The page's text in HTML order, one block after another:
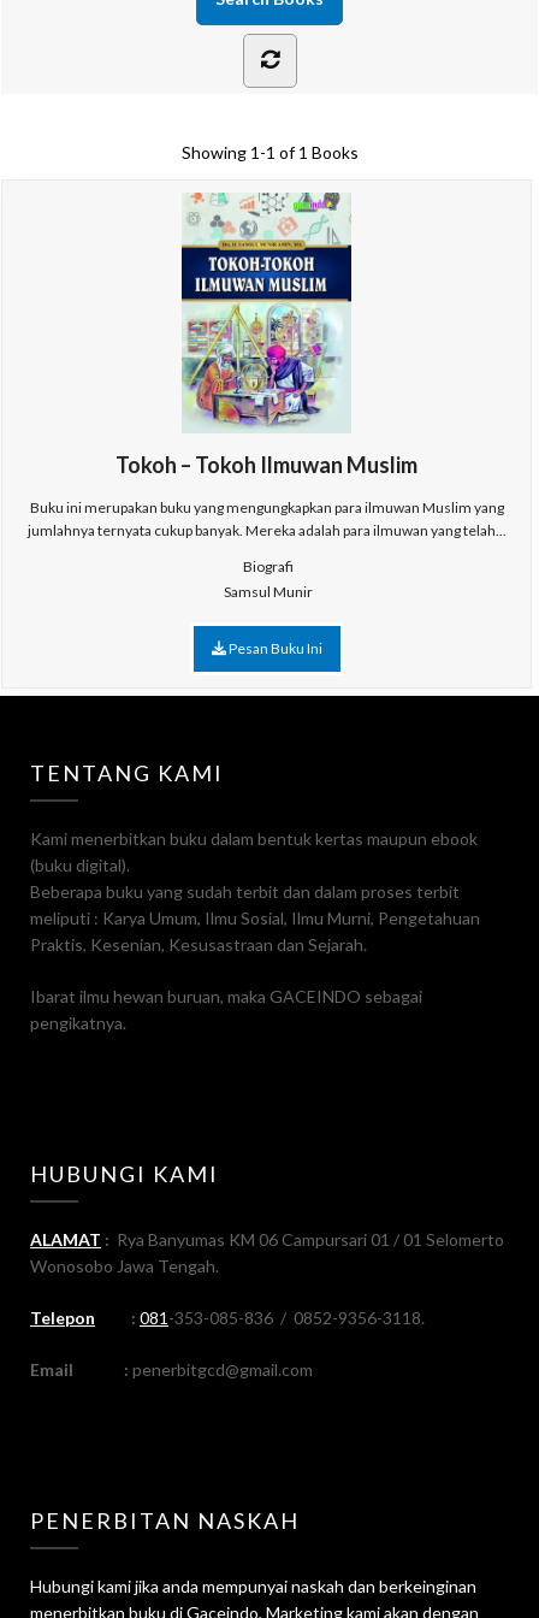
Showing 1-1 of 1 Books
Tokoh – Tokoh Ilmuwan Muslim
Buku ini merupakan buku yang mengungkapkan para ilmuwan Muslim yang
jumlahnya ternyata cukup banyak. Mereka adalah para ilmuwan yang telah...
Biografi
Samsul Munir
Pesan Buku Ini
TENTANG KAMI
Kami menerbitkan buku dalam bentuk kertas maupun ebook
(buku digital).
Beberapa buku yang sudah terbit dan dalam proses terbit
meliputi : Karya Umum, Ilmu Sosial, Ilmu Murni, Pengetahuan
Praktis, Kesenian, Kesusastraan dan Sejarah.
Ibarat ilmu hewan buruan, maka GACEINDO sebagai
pengikatnya.
HUBUNGI KAMI
ALAMAT : Rya Banyumas KM 06 Campursari 01 / 01 Selomerto
Wonosobo Jawa Tengah.
Telepon : 081 -353-085-836 / 0852-9356-3118.
Email : penerbitgcd@gmail.com
PENERBITAN NASKAH
Hubungi kami jika anda mempunyai naskah dan berkeinginan
menerbitkan buku di Gaceindo, Marketing kami akan dengan